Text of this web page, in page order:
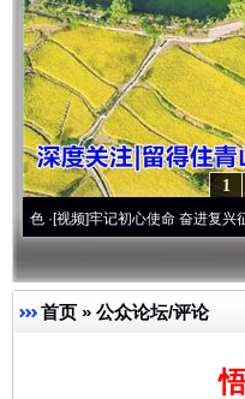
1
牢记初心使命 奋进复兴征程丨宝塔
首页 » 公众论坛/评论